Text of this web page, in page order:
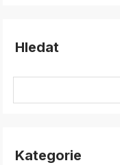
Hledat
Kategorie